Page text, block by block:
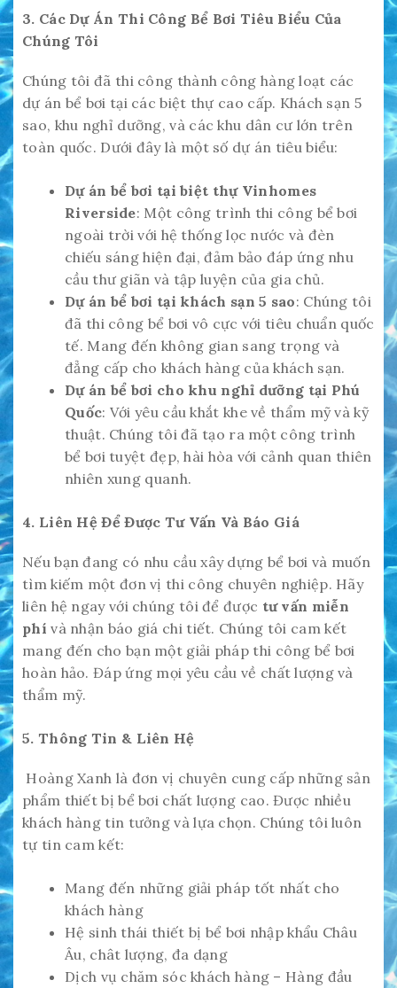
3. Các Dự Án Thi Công Bể Bơi Tiêu Biểu Của
Chúng Tôi
Chúng tôi đã thi công thành công hàng loạt các
dự án bể bơi tại các biệt thự cao cấp. Khách sạn 5
sao, khu nghỉ dưỡng, và các khu dân cư lớn trên
toàn quốc. Dưới đây là một số dự án tiêu biểu:
Dự án bể bơi tại biệt thự Vinhomes
Riverside: Một công trình thi công bể bơi
ngoài trời với hệ thống lọc nước và đèn
chiếu sáng hiện đại, đảm bảo đáp ứng nhu
cầu thư giãn và tập luyện của gia chủ.
Dự án bể bơi tại khách sạn 5 sao: Chúng tôi
đã thi công bể bơi vô cực với tiêu chuẩn quốc
tế. Mang đến không gian sang trọng và
đẳng cấp cho khách hàng của khách sạn.
Dự án bể bơi cho khu nghỉ dưỡng tại Phú
Quốc: Với yêu cầu khắt khe về thẩm mỹ và kỹ
thuật. Chúng tôi đã tạo ra một công trình
bể bơi tuyệt đẹp, hài hòa với cảnh quan thiên
nhiên xung quanh.
4. Liên Hệ Để Được Tư Vấn Và Báo Giá
Nếu bạn đang có nhu cầu xây dựng bể bơi và muốn
tìm kiếm một đơn vị thi công chuyên nghiệp. Hãy
liên hệ ngay với chúng tôi để được tư vấn miễn
phí và nhận báo giá chi tiết. Chúng tôi cam kết
mang đến cho bạn một giải pháp thi công bể bơi
hoàn hảo. Đáp ứng mọi yêu cầu về chất lượng và
thẩm mỹ.
5. Thông Tin & Liên Hệ
Hoàng Xanh là đơn vị chuyên cung cấp những sản
phẩm thiết bị bể bơi chất lượng cao. Được nhiều
khách hàng tin tưởng và lựa chọn. Chúng tôi luôn
tự tin cam kết:
Mang đến những giải pháp tốt nhất cho
khách hàng
Hệ sinh thái thiết bị bể bơi nhập khẩu Châu
Âu, chât lượng, đa dạng
Dịch vụ chăm sóc khách hàng – Hàng đầu